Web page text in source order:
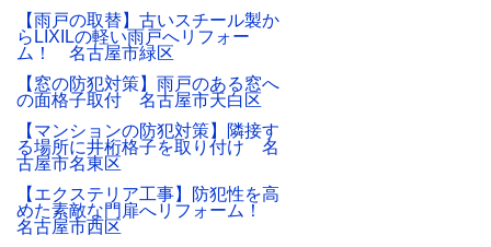
【雨戸の取替】古いスチール製か
らLIXILの軽い雨戸へリフォー
ム！ 名古屋市緑区
【窓の防犯対策】雨戸のある窓へ
の面格子取付 名古屋市天白区
【マンションの防犯対策】隣接す
る場所に井桁格子を取り付け 名
古屋市名東区
【エクステリア工事】防犯性を高
めた素敵な門扉へリフォーム！
名古屋市西区